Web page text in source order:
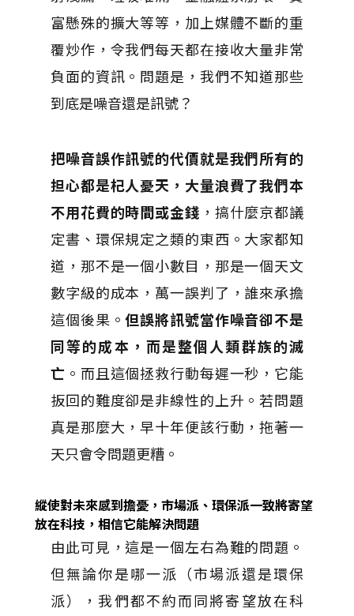
富懸殊的擴大等等，加上媒體不斷的重
覆炒作，令我們每天都在接收大量非常
負面的資訊。問題是，我們不知道那些
到底是噪音還是訊號？
把噪音誤作訊號的代價就是我們所有的
担心都是杞人憂天，大量浪費了我們本
不用花費的時間或金錢 ，搞什麼京都議
定書、環保規定之類的東西。大家都知
道，那不是一個小數目，那是一個天文
數字級的成本，萬一誤判了，誰來承擔
這個後果。但誤將訊號當作噪音卻不是
同等的成本，而是整個人類群族的滅
亡 。而且這個拯救行動每遲一秒，它能
扳回的難度卻是非線性的上升。若問題
真是那麼大，早十年便該行動，拖著一
天只會令問題更糟。
縱使對未來感到擔憂，市場派、環保派一致將寄望
放在科技，相信它能解決問題
由此可見，這是一個左右為難的問題。
但無論你是哪一派（市場派還是環保
派），我們都不約而同將寄望放在科